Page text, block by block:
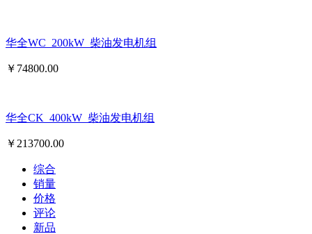
华全WC_200kW_柴油发电机组
￥ 74800.00
华全CK_400kW_柴油发电机组
￥ 213700.00
综合
销量
价格
评论
新品